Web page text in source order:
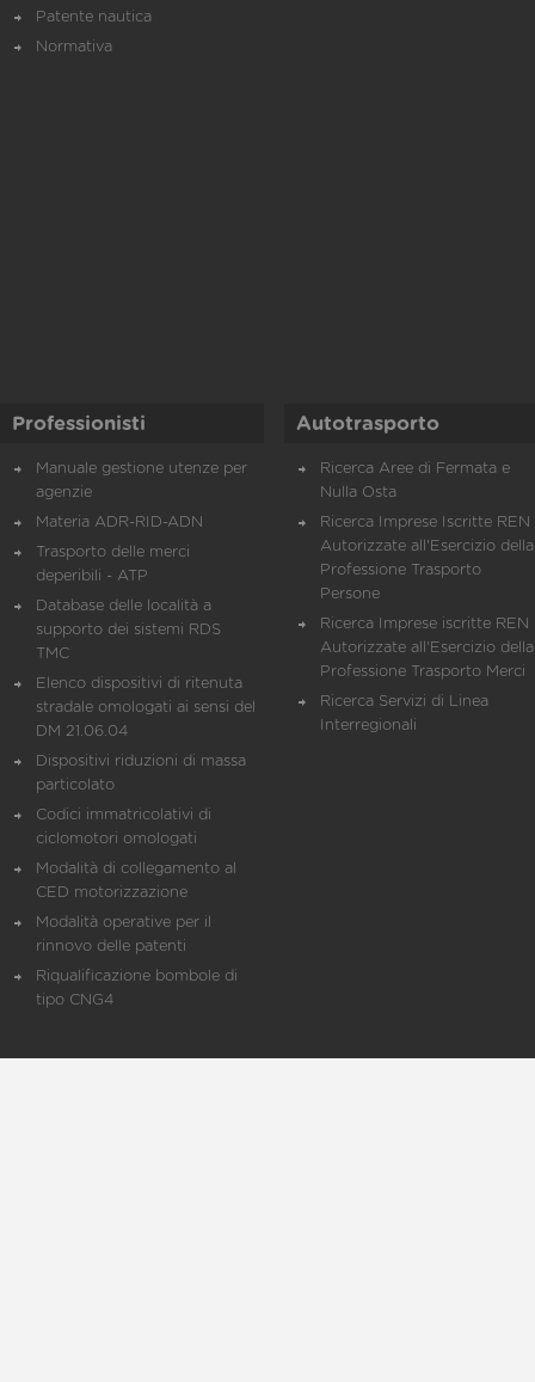
Patente nautica
Normativa
Professionisti
Manuale gestione utenze per
agenzie
Materia ADR-RID-ADN
Trasporto delle merci
deperibili - ATP
Database delle località a
supporto dei sistemi RDS
TMC
Elenco dispositivi di ritenuta
stradale omologati ai sensi del
DM 21.06.04
Dispositivi riduzioni di massa
particolato
Codici immatricolativi di
ciclomotori omologati
Modalità di collegamento al
CED motorizzazione
Modalità operative per il
rinnovo delle patenti
Riqualificazione bombole di
tipo CNG4
Autotrasporto
Ricerca Aree di Fermata e
Nulla Osta
Ricerca Imprese Iscritte REN
Autorizzate all'Esercizio della
Professione Trasporto
Persone
Ricerca Imprese iscritte REN
Autorizzate all'Esercizio della
Professione Trasporto Merci
Ricerca Servizi di Linea
Interregionali